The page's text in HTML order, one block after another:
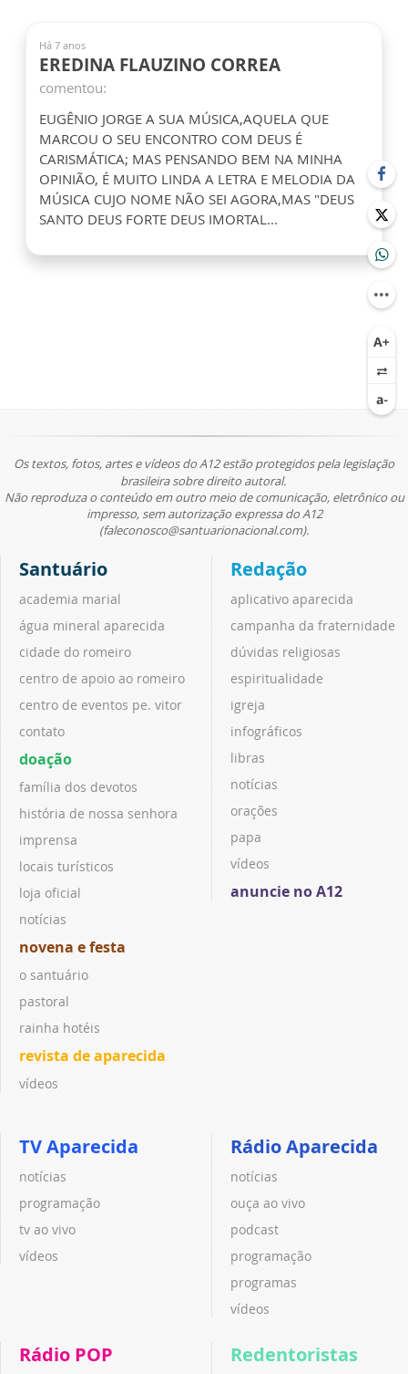
Há 7 anos
EREDINA FLAUZINO CORREA
comentou:
EUGÊNIO JORGE A SUA MÚSICA,AQUELA QUE
MARCOU O SEU ENCONTRO COM DEUS É
CARISMÁTICA; MAS PENSANDO BEM NA MINHA
OPINIÃO, É MUITO LINDA A LETRA E MELODIA DA
MÚSICA CUJO NOME NÃO SEI AGORA,MAS "DEUS
SANTO DEUS FORTE DEUS IMORTAL...
Os textos, fotos, artes e vídeos do A12 estão protegidos pela legislação
brasileira sobre direito autoral.
Não reproduza o conteúdo em outro meio de comunicação, eletrônico ou
impresso, sem autorização expressa do A12
(faleconosco@santuarionacional.com).
Santuário
academia marial
água mineral aparecida
cidade do romeiro
centro de apoio ao romeiro
centro de eventos pe. vitor
contato
doação
família dos devotos
história de nossa senhora
imprensa
locais turísticos
loja oficial
notícias
novena e festa
o santuário
pastoral
rainha hotéis
revista de aparecida
vídeos
Redação
aplicativo aparecida
campanha da fraternidade
dúvidas religiosas
espiritualidade
igreja
infográficos
libras
notícias
orações
papa
vídeos
anuncie no A12
TV Aparecida
notícias
programação
tv ao vivo
vídeos
Rádio Aparecida
notícias
ouça ao vivo
podcast
programação
programas
vídeos
Rádio POP Redentoristas